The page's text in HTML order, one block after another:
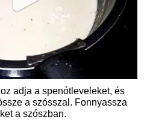
adja a spenótleveleket, és
a szósszal. Fonnyassza
a szószban.